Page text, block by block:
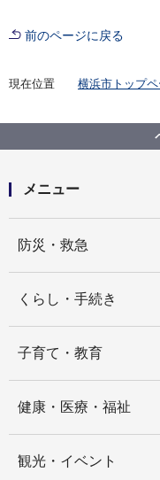
前のページに戻る
現在位置 横浜市トップペ
地産地消の取
よこはまの農
ト店等)
メニュー
防災・救急
くらし・手続き
子育て・教育
健康・医療・福祉
観光・イベント